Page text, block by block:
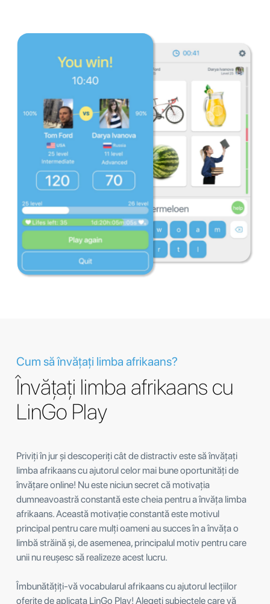
Cum să învățați limba afrikaans?
Învățați limba afrikaans cu
LinGo Play
Priviți în jur și descoperiți cât de distractiv este să învățați
limba afrikaans cu ajutorul celor mai bune oportunități de
învățare online! Nu este niciun secret că motivația
dumneavoastră constantă este cheia pentru a învăța limba
afrikaans. Această motivație constantă este motivul
principal pentru care mulți oameni au succes în a învăța o
limbă străină și, de asemenea, principalul motiv pentru care
unii nu reușesc să realizeze acest lucru.
Îmbunătățiți-vă vocabularul afrikaans cu ajutorul lecțiilor
oferite de aplicața LinGo Play! Alegeți subiectele care vă